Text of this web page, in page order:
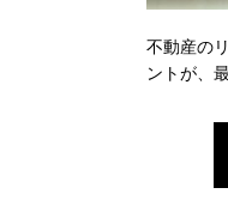
不動産の
ントが、